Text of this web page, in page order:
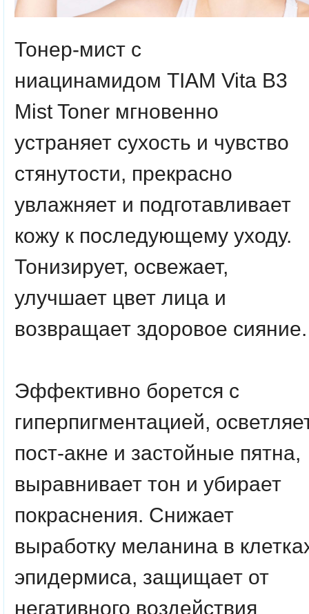
Тонер-мист с
ниацинамидом TIAM Vita B3
Mist Toner мгновенно
устраняет сухость и чувство
стянутости, прекрасно
увлажняет и подготавливает
кожу к последующему уходу.
Тонизирует, освежает,
улучшает цвет лица и
возвращает здоровое сияние.
Эффективно борется с
гиперпигментацией,
пост-акне и застойные пятна,
выравнивает тон и убирает
покраснения. Снижает
выработку меланина в
эпидермиса, защищает от
негативного воздействия